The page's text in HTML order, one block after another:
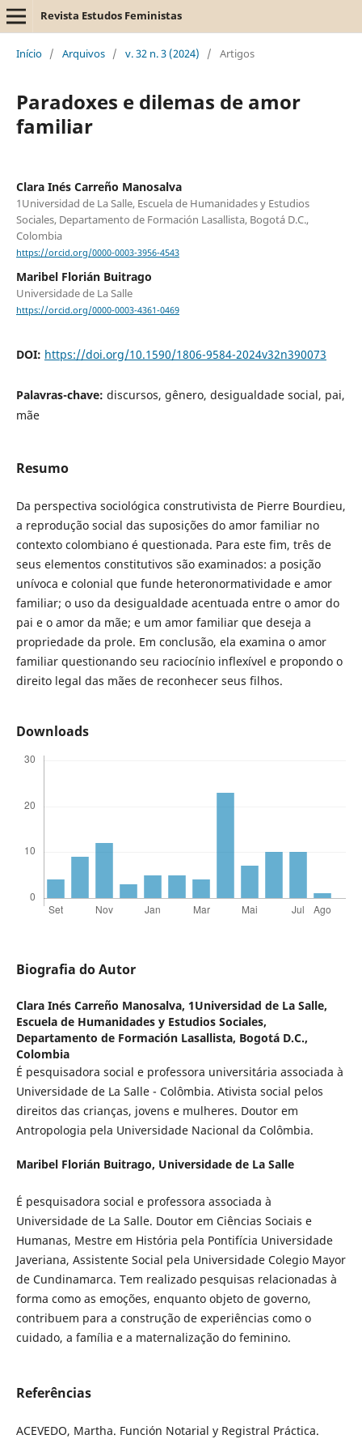
Revista Estudos Feministas
Início / Arquivos / v. 32 n. 3 (2024) / Artigos
Paradoxes e dilemas de amor
familiar
Clara Inés Carreño Manosalva
1Universidad de La Salle, Escuela de Humanidades y Estudios
Sociales, Departamento de Formación Lasallista, Bogotá D.C.,
Colombia
https://orcid.org/0000-0003-3956-4543
Maribel Florián Buitrago
Universidade de La Salle
https://orcid.org/0000-0003-4361-0469
DOI: https://doi.org/10.1590/1806-9584-2024v32n390073
Palavras-chave: discursos, gênero, desigualdade social, pai,
mãe
Resumo
Da perspectiva sociológica construtivista de Pierre Bourdieu,
a reprodução social das suposições do amor familiar no
contexto colombiano é questionada. Para este fim, três de
seus elementos constitutivos são examinados: a posição
unívoca e colonial que funde heteronormatividade e amor
familiar; o uso da desigualdade acentuada entre o amor do
pai e o amor da mãe; e um amor familiar que deseja a
propriedade da prole. Em conclusão, ela examina o amor
familiar questionando seu raciocínio inflexível e propondo o
direito legal das mães de reconhecer seus filhos.
Downloads
Biografia do Autor
Clara Inés Carreño Manosalva, 1Universidad de La Salle,
Escuela de Humanidades y Estudios Sociales,
Departamento de Formación Lasallista, Bogotá D.C.,
Colombia
É pesquisadora social e professora universitária associada à
Universidade de La Salle - Colômbia. Ativista social pelos
direitos das crianças, jovens e mulheres. Doutor em
Antropologia pela Universidade Nacional da Colômbia.
Maribel Florián Buitrago, Universidade de La Salle
É pesquisadora social e professora associada à
Universidade de La Salle. Doutor em Ciências Sociais e
Humanas, Mestre em História pela Pontifícia Universidade
Javeriana, Assistente Social pela Universidade Colegio Mayor
de Cundinamarca. Tem realizado pesquisas relacionadas à
forma como as emoções, enquanto objeto de governo,
contribuem para a construção de experiências como o
cuidado, a família e a maternalização do feminino.
Referências
ACEVEDO, Martha. Función Notarial y Registral Práctica.